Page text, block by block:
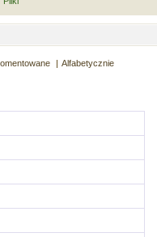
Alfabetycznie